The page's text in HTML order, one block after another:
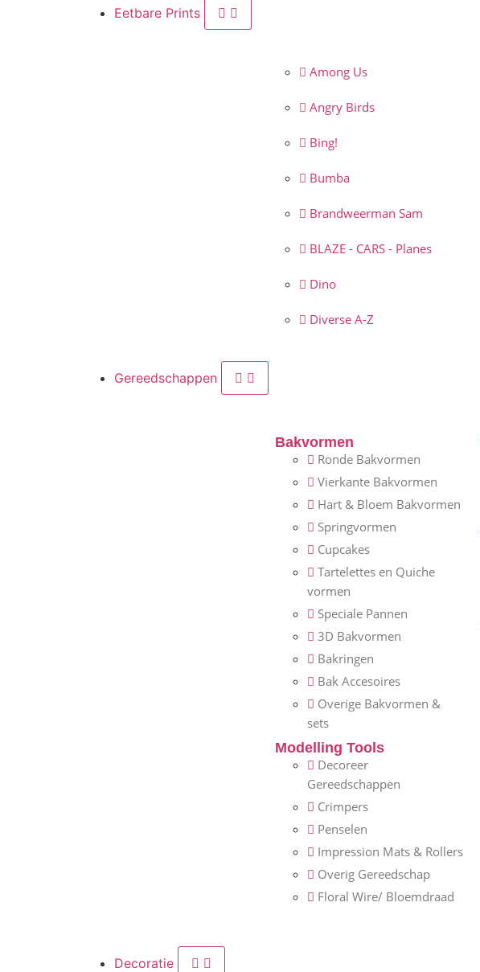
Eetbare Prints
Among Us
Angry Birds
Bing!
Bumba
Brandweerman Sam
BLAZE - CARS - Planes
Dino
Diverse A-Z
Gereedschappen
Bakvormen
Ronde Bakvormen
Vierkante Bakvormen
Hart & Bloem Bakvormen
Springvormen
Cupcakes
Tartelettes en Quiche
vormen
Speciale Pannen
3D Bakvormen
Bakringen
Bak Accesoires
Overige Bakvormen &
sets
Modelling Tools
Decoreer
Gereedschappen
Crimpers
Penselen
Impression Mats & Rollers
Overig Gereedschap
Floral Wire/ Bloemdraad
Decoratie